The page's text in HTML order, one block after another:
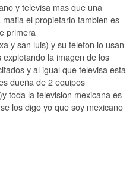
y televisa mas que una
el propietario tambien es
primera
y san luis) y su teleton lo usan
la imagen de los
y al igual que televisa esta
dueña de 2 equipos
toda la television mexicana es
los digo yo que soy mexicano